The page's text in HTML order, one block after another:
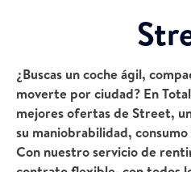
¿Buscas un coche ágil,
moverte por ciudad? En
mejores ofertas de Street,
su maniobrabilidad,
Con nuestro servicio de